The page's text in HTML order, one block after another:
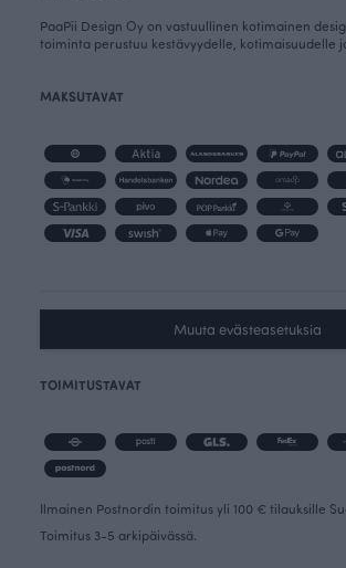
PaaPii Design Oy on vastuullinen kotimainen
toiminta perustuu kestävyydelle, kotimaisuudelle
MAKSUTAVAT
Muuta evästeasetuksia
TOIMITUSTAVAT
Ilmainen Postnordin toimitus yli 100 € tilauksille
Toimitus 3-5 arkipäivässä.